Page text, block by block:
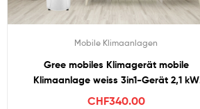
Mobile Klimaanlagen
Gree mobiles Klimagerät mobile
Klimaanlage weiss 3in1-Gerät 2,1 kW
7165BTU
CHF340.00